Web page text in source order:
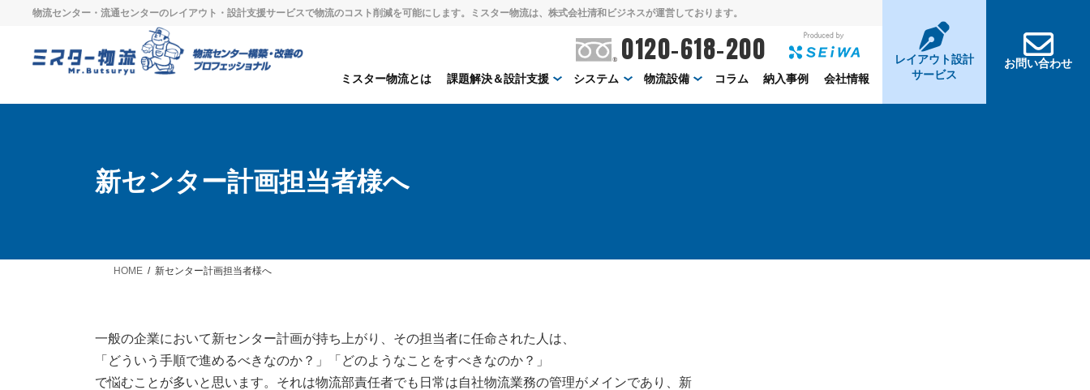
物流センター・流通センターのレイアウト・設計支援サービスで物流のコスト削減を可能にします。ミスター物流は、株式会社清和ビジネスが運営しております。
ミスター物流とは 課題解決＆設計支援 システム 物流設備 コラム 納入事例 会社情報
0120-618-200
レイアウト設計
サービス
お問い合わせ
新センター計画担当者様へ
HOME 新センター計画担当者様へ
一般の企業において新センター計画が持ち上がり、その担当者に任命された人は、
「どういう手順で進めるべきなのか？」「どのようなことをすべきなのか？」
で悩むことが多いと思います。それは物流部責任者でも日常は自社物流業務の管理がメインであり、新